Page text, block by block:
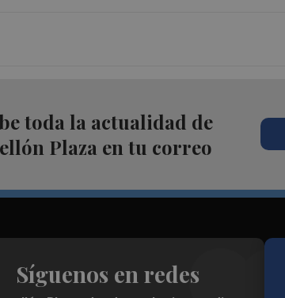
toda la actualidad de
Plaza en tu correo
Síguenos en redes